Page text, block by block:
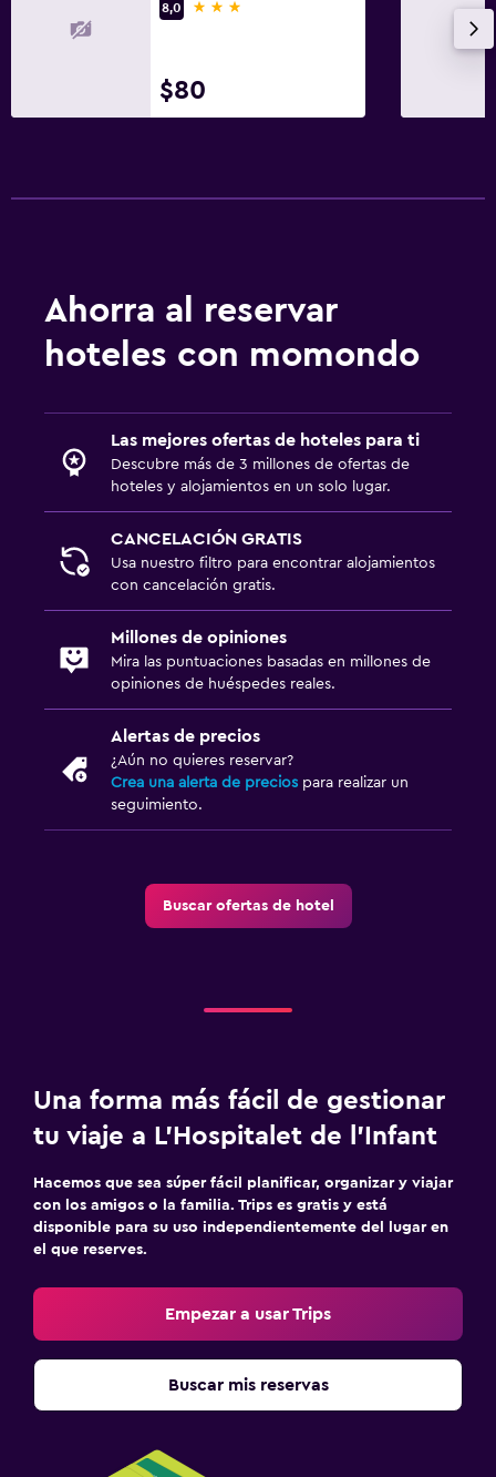
8,0
3 estrellas
$80
Ahorra al reservar
hoteles con momondo
Las mejores ofertas de hoteles para ti
Descubre más de 3 millones de ofertas de
hoteles y alojamientos en un solo lugar.
CANCELACIÓN GRATIS
Usa nuestro filtro para encontrar alojamientos
con cancelación gratis.
Millones de opiniones
Mira las puntuaciones basadas en millones de
opiniones de huéspedes reales.
Alertas de precios
¿Aún no quieres reservar?
Crea una alerta de precios para realizar un
seguimiento.
Buscar ofertas de hotel
Una forma más fácil de gestionar
tu viaje a L'Hospitalet de l'Infant
Hacemos que sea súper fácil planificar, organizar y viajar
con los amigos o la familia. Trips es gratis y está
disponible para su uso independientemente del lugar en
el que reserves.
Empezar a usar Trips
Buscar mis reservas